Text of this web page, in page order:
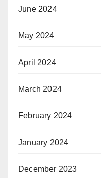
June 2024
May 2024
April 2024
March 2024
February 2024
January 2024
December 2023